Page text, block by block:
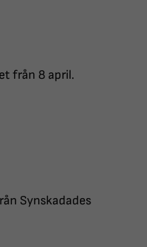
från 8 april.
Synskadades